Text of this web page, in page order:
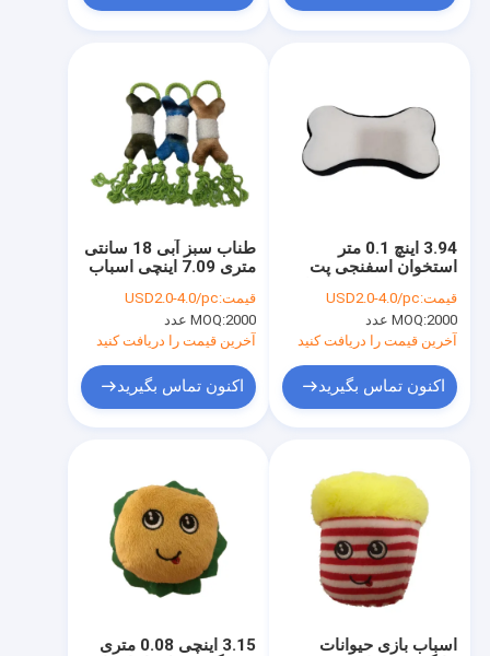
تماس با ما
اخبار
همه موارد
اسباب بازی های مخمل دار کریسمس
ضبط اسباب بازی مخمل دار
طناب سبز آبی 18 سانتی
متری 7.09 اینچی اسباب
استخوانی برای سگ
BSCI
قیمت:USD2.0-4.0/pc
MOQ:2000 عدد
آخرین قیمت را دریافت کنید
اکنون تماس بگیرید
3.94 اینچ 0.1 متر
استخوان اسفنجی پت
ایمن جویدن استخوان
برای سگ
قیمت:USD2.0-4.0/pc
MOQ:2000 عدد
آخرین قیمت را دریافت کنید
اکنون تماس بگیرید
3.15 اینچی 0.08 متری
اسباب بازی حیوانات